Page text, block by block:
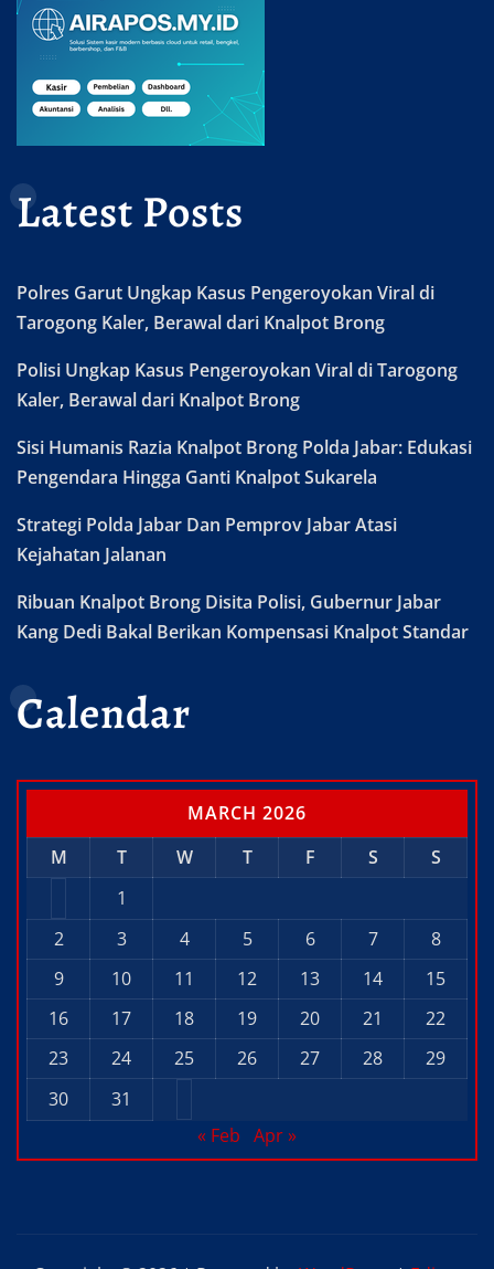
Latest Posts
Polres Garut Ungkap Kasus Pengeroyokan Viral di
Tarogong Kaler, Berawal dari Knalpot Brong
Polisi Ungkap Kasus Pengeroyokan Viral di Tarogong
Kaler, Berawal dari Knalpot Brong
Sisi Humanis Razia Knalpot Brong Polda Jabar: Edukasi
Pengendara Hingga Ganti Knalpot Sukarela
Strategi Polda Jabar Dan Pemprov Jabar Atasi
Kejahatan Jalanan
Ribuan Knalpot Brong Disita Polisi, Gubernur Jabar
Kang Dedi Bakal Berikan Kompensasi Knalpot Standar
Calendar
MARCH 2026
M
T W T F S
S
1
2
3 4 5 6 7
8
9
10 11 12 13 14
15
16
17 18 19 20 21
22
23
24 25 26 27 28
29
30
31
« Feb Apr »